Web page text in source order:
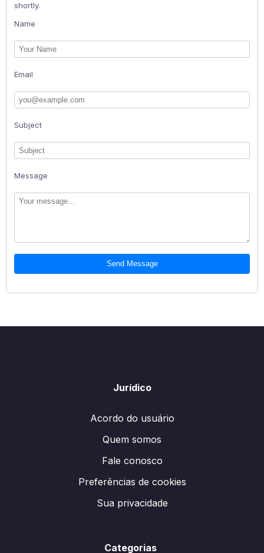
shortly.
Name
Email
Subject
Message
Send Message
Jurídico
Acordo do usuário
Quem somos
Fale conosco
Preferências de cookies
Sua privacidade
Categorias